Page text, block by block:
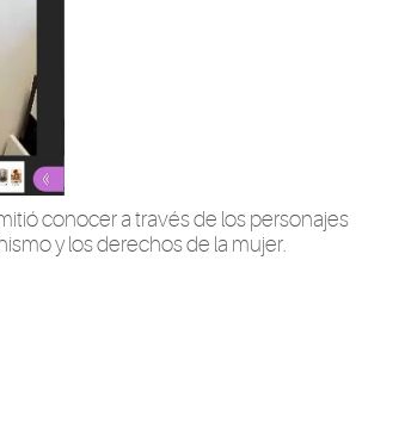
conocer a través de los personajes
y los derechos de la mujer.